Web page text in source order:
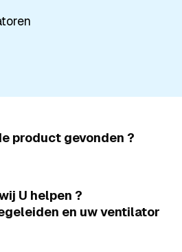
product gevonden ?
U helpen ?
en uw ventilator